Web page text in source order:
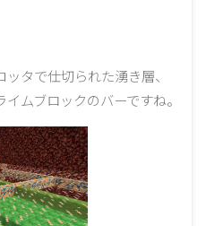
タで仕切られた湧き層、
ムブロックのバーですね。